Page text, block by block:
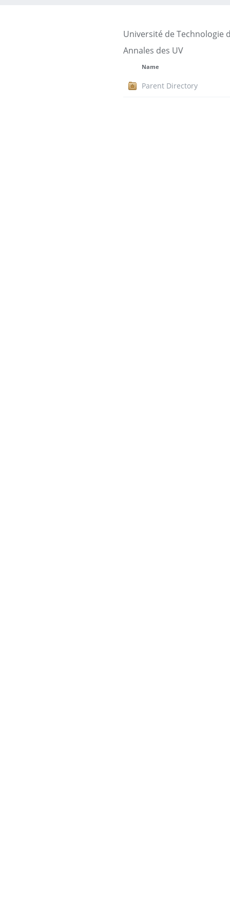
Université de Technologie
Annales des UV
Name
Parent Directory